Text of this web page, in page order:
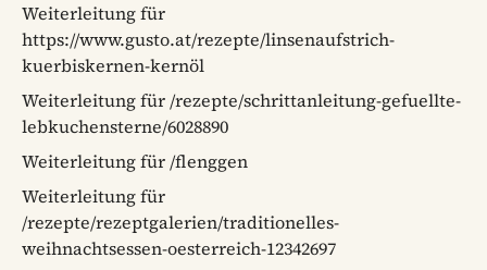
Weiterleitung für
https://www.gusto.at/rezepte/linsenaufstrich-
kuerbiskernen-kernöl
Weiterleitung für /rezepte/schrittanleitung-gefuellte-
lebkuchensterne/6028890
Weiterleitung für /flenggen
Weiterleitung für
/rezepte/rezeptgalerien/traditionelles-
weihnachtsessen-oesterreich-12342697